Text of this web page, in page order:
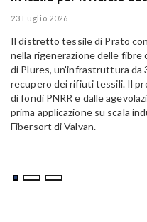
23 Luglio 2026
Il distretto tessile di Prato
nella rigenerazione delle fibre
di Plures, un'infrastruttura da
recupero dei rifiuti tessili. Il
di fondi PNRR e dalle
prima applicazione su scala
Fibersort di Valvan.